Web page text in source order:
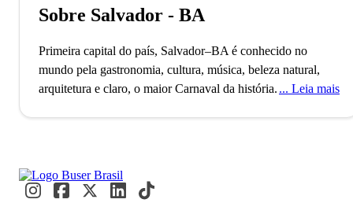
Sobre Salvador - BA
Primeira capital do país, Salvador–BA é conhecido no
mundo pela gastronomia, cultura, música, beleza natural,
arquitetura e claro, o maior Carnaval da história. A cidade de
fundado no ano de 1549 e foi a primeira capital brasileira, é
o mais populoso do Nordeste e o terceiro maior do Brasil.
Leia mais